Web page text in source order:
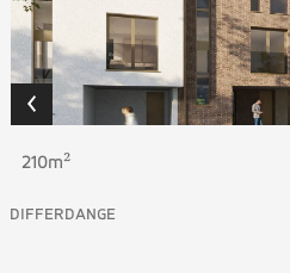
210m²
DIFFERDANGE